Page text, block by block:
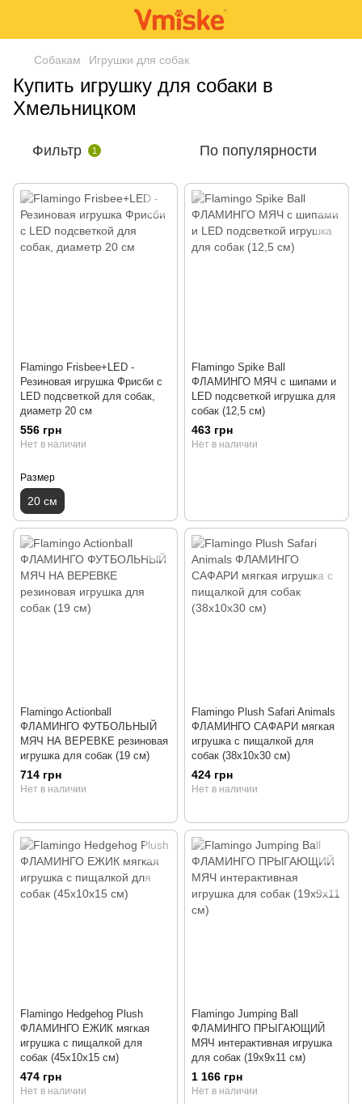
Собакам Игрушки для собак
Купить игрушку для собаки в
Хмельницком
Фильтр 1 По популярности
Flamingo Frisbee+LED -
Резиновая игрушка Фрисби с
LED подсветкой для собак,
диаметр 20 см
556 грн
Нет в наличии
Размер
20 см
Flamingo Spike Ball
ФЛАМИНГО МЯЧ с шипами и
LED подсветкой игрушка для
собак (12,5 см)
463 грн
Нет в наличии
Flamingo Actionball
ФЛАМИНГО ФУТБОЛЬНЫЙ
МЯЧ НА ВЕРЕВКЕ резиновая
игрушка для собак (19 см)
714 грн
Нет в наличии
Flamingo Plush Safari Animals
ФЛАМИНГО САФАРИ мягкая
игрушка с пищалкой для
собак (38х10х30 см)
424 грн
Нет в наличии
Flamingo Hedgehog Plush
ФЛАМИНГО ЕЖИК мягкая
игрушка с пищалкой для
собак (45х10х15 см)
474 грн
Нет в наличии
Flamingo Jumping Ball
ФЛАМИНГО ПРЫГАЮЩИЙ
МЯЧ интерактивная игрушка
для собак (19х9х11 см)
1 166 грн
Нет в наличии